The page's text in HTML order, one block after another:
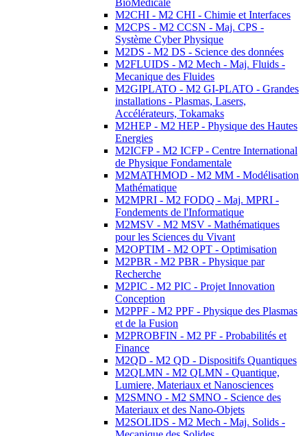
BioMédicale
M2CHI - M2 CHI - Chimie et Interfaces
M2CPS - M2 CCSN - Maj. CPS -
Système Cyber Physique
M2DS - M2 DS - Science des données
M2FLUIDS - M2 Mech - Maj. Fluids -
Mecanique des Fluides
M2GIPLATO - M2 GI-PLATO - Grandes
installations - Plasmas, Lasers,
Accélérateurs, Tokamaks
M2HEP - M2 HEP - Physique des Hautes
Energies
M2ICFP - M2 ICFP - Centre International
de Physique Fondamentale
M2MATHMOD - M2 MM - Modélisation
Mathématique
M2MPRI - M2 FODQ - Maj. MPRI -
Fondements de l'Informatique
M2MSV - M2 MSV - Mathématiques
pour les Sciences du Vivant
M2OPTIM - M2 OPT - Optimisation
M2PBR - M2 PBR - Physique par
Recherche
M2PIC - M2 PIC - Projet Innovation
Conception
M2PPF - M2 PPF - Physique des Plasmas
et de la Fusion
M2PROBFIN - M2 PF - Probabilités et
Finance
M2QD - M2 QD - Dispositifs Quantiques
M2QLMN - M2 QLMN - Quantique,
Lumiere, Materiaux et Nanosciences
M2SMNO - M2 SMNO - Science des
Materiaux et des Nano-Objets
M2SOLIDS - M2 Mech - Maj. Solids -